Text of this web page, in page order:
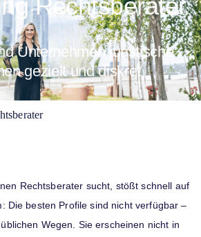
Rechtsberater
Unternehmen juristische
gezielt und diskret
Rechtsberater sucht, stößt schnell auf
Die besten Profile sind nicht verfügbar –
Wegen. Sie erscheinen nicht in